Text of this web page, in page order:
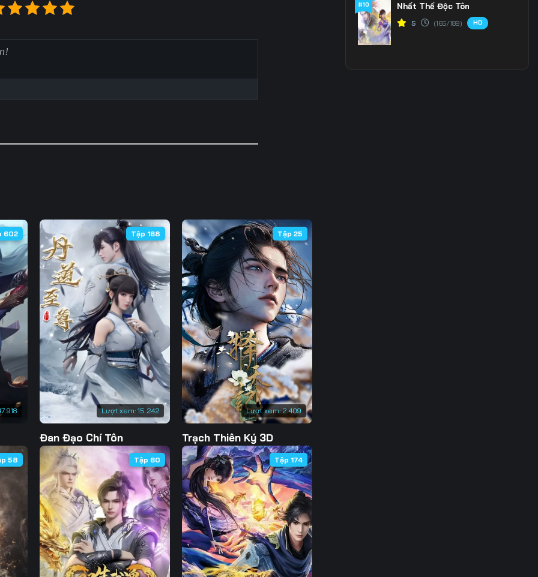
Tập 46
Tập 102 Tập 103 Tập 104 Tập 105
Tập 109 Tập 110 Tập 111 Tập 112
Tập 116 Tập 117 Tập 118 Tập 119
Tập 123 Tập 124 Tập 125 Tập 126
Tập 130 Tập 131 Tập 132 Tập 133
Tập 137 Tập 138 Tập 139 Tập 140
Tập 144 Tập 145 Tập 146 Tập 147
Tập 151 Tập 152 Tập 153 Tập 154
Tập 165 Tập 166 Tập 167 Tập 168
Tập 172 Tập 173 Tập 174 Tập 175
Tập 179 Tập 180 Tập 181 Tập 182
Tập 186 Tập 187 Tập 188 Tập 189
Tập 193 Tập 194 Tập 195 Tập 196
602
Lượt xem: 15.242
Tập 168
Đan Đạo Chí Tôn
Lượt xem:2.409
Tập 25
Trạch Thiên Ký 3D
58 Tập 60 Tập 174
#10 Nhất Thế Độc Tôn
5 (165/189) HD